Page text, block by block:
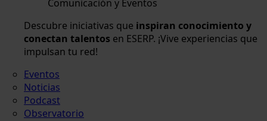
Comunicación y Eventos
Descubre iniciativas que inspiran conocimiento y
conectan talentos en ESERP. ¡Vive experiencias que
impulsan tu red!
Eventos
Noticias
Podcast
Observatorio